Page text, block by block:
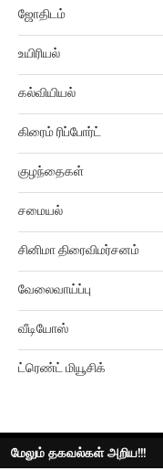
ஜோதிடம்
உயிரியல்
கல்வியியல்
கிரைம் ரிப்போர்ட்
குழந்தைகள்
சமையல்
சினிமா திரைவிமர்சனம்
வேலைவாய்ப்பு
வீடியோஸ்
ட்ரெண்ட் மியூசிக்
மேலும் தகவல்கள் அறிய!!!